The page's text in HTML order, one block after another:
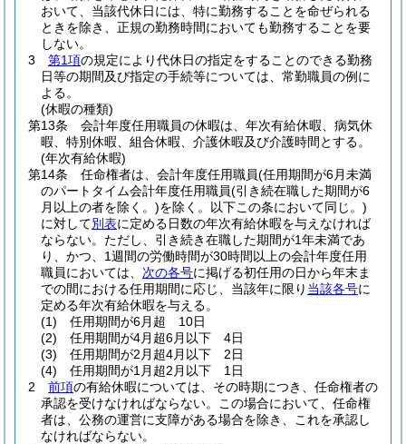
おいて、当該代休日には、特に勤務することを命ぜられる
ときを除き、正規の勤務時間においても勤務することを要
しない。
3
第1項の規定により代休日の指定をすることのできる勤務
日等の期間及び指定の手続等については、常勤職員の例に
よる。
(休暇の種類)
第13条
会計年度任用職員の休暇は、年次有給休暇、病気休
暇、特別休暇、組合休暇、介護休暇及び介護時間とする。
(年次有給休暇)
第14条
任命権者は、会計年度任用職員(任用期間が6月未満
のパートタイム会計年度任用職員(引き続在職した期間が6
月以上の者を除く。)を除く。以下この条において同じ。)
に対して別表に定める日数の年次有給休暇を与えなければ
ならない。 ただし、引き続き在職した期間が1年未満であ
り、かつ、1週間の労働時間が30時間以上の会計年度任用
職員においては、 次の各号に掲げる初任用の日から年末ま
での間における任用期間に応じ、当該年に限り 当該各号に
定める年次有給休暇を与える。
(1)
任用期間が6月超 10日
(2)
任用期間が4月超6月以下 4日
(3)
任用期間が2月超4月以下 2日
(4)
任用期間が1月超2月以下 1日
2
前項の有給休暇については、その時期につき、任命権者の
承認を受けなければならない。
この場合において、任命権
者は、公務の運営に支障がある場合を除き、これを承認し
なければならない。